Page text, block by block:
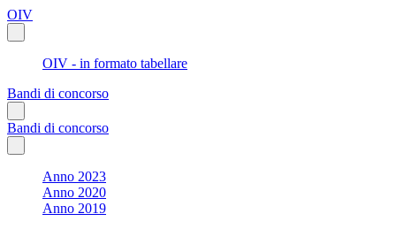
OIV
OIV - in formato tabellare
Bandi di concorso
Bandi di concorso
Anno 2023
Anno 2020
Anno 2019